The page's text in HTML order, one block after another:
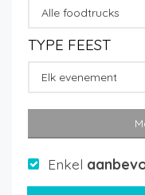
Alle foodtrucks
TYPE FEEST
Elk evenement
Enkel